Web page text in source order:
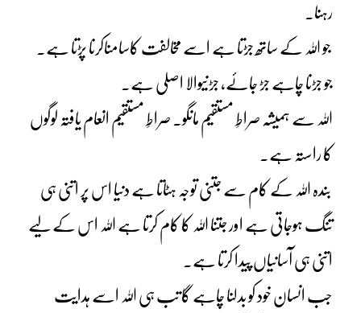
رہنا۔
جو اللہ کے ساتھ جڑتا ہے اسے مخالفت کاسامناکرنا پڑتا ہے۔
جو جڑنا چاہے جڑ جائے، جڑنیوالا اصلی ہے۔
اللہ سے ہمیشہ صراطِ مستقیم مانگو۔ صراطِ مستقیم انعام یافتہ لوگوں
کا راستہ ہے۔
بندہ اللہ کے کام سے جتنی توجہ ہٹاتا ہے دنیا اس پر اتنی ہی
تنگ ہوجاتی ہے اور جتنا اللہ کا کام کرتا ہے اللہ اس کے لیے
اتنی ہی آسانیاں پیدا کرتا ہے۔
جب انسان خود کو بدلنا چاہے گا تب ہی اللہ اسے ہدایت